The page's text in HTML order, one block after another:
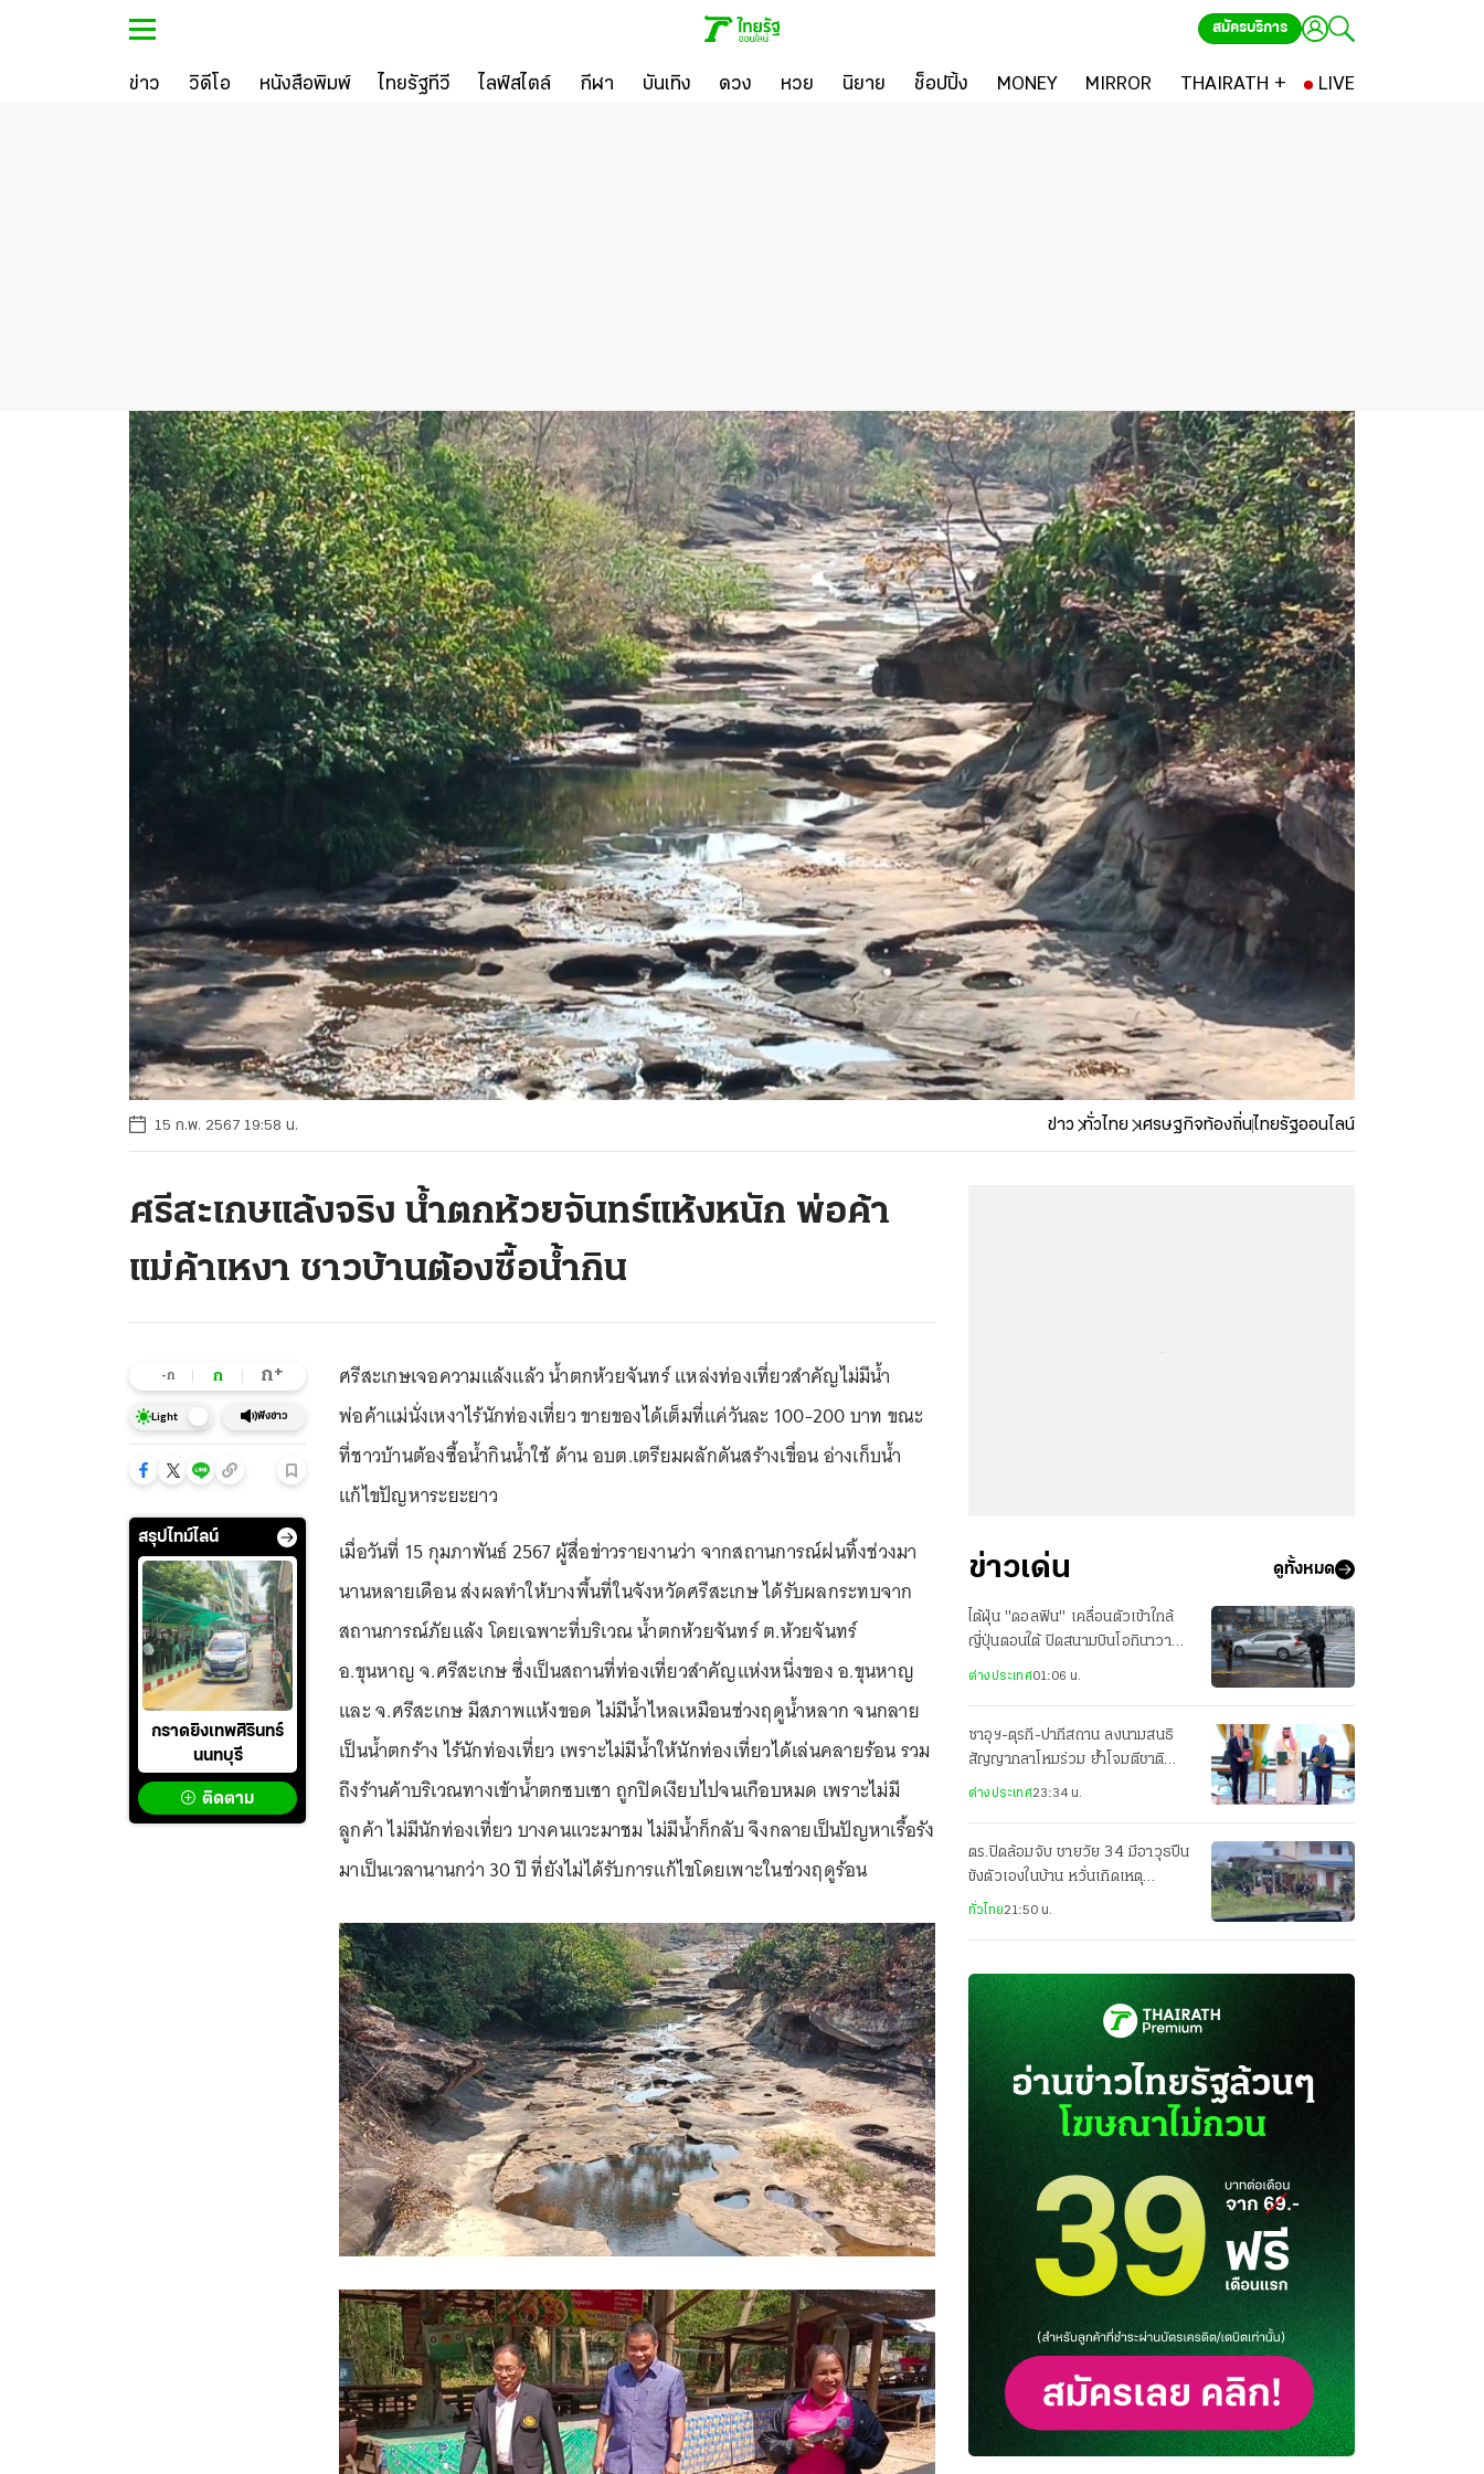
สมัครบริการ
ข่าว วิดีโอ หนังสือพิมพ์ ไทยรัฐทีวี ไลฟ์สไตล์ กีฬา บันเทิง ดวง หวย นิยาย ช็อปปิ้ง MONEY MIRROR THAIRATH + LIVE
15 ก.พ. 2567 19:58 น. ข่าว ทั่วไทย เศรษฐกิจท้องถิ่นไทยรัฐออนไลน์
ศรีสะเกษแล้งจริง น้ำตกห้วยจันทร์แห้งหนัก พ่อค้า
แม่ค้าเหงา ชาวบ้านต้องซื้อน้ำกิน
-ก ก ก+
Light ฟังข่าว
สรุปไทม์ไลน์
กราดยิงเทพศิรินทร์
นนทบุรี
ติดตาม
ศรีสะเกษเจอความแล้งแล้ว น้ำตกห้วยจันทร์ แหล่งท่องเที่ยวสำคัญไม่มีน้ำ
พ่อค้าแม่นั่งเหงาไร้นักท่องเที่ยว ขายของได้เต็มที่แค่วันละ 100-200 บาท ขณะ
ที่ชาวบ้านต้องซื้อน้ำกินน้ำใช้ ด้าน อบต.เตรียมผลักดันสร้างเขื่อน อ่างเก็บน้ำ
แก้ไขปัญหาระยะยาว
เมื่อวันที่ 15 กุมภาพันธ์ 2567 ผู้สื่อข่าวรายงานว่า จากสถานการณ์ฝนทิ้งช่วงมา
นานหลายเดือน ส่งผลทำให้บางพื้นที่ในจังหวัดศรีสะเกษ ได้รับผลกระทบจาก
สถานการณ์ภัยแล้ง โดยเฉพาะที่บริเวณ น้ำตกห้วยจันทร์ ต.ห้วยจันทร์
อ.ขุนหาญ จ.ศรีสะเกษ ซึ่งเป็นสถานที่ท่องเที่ยวสำคัญแห่งหนึ่งของ อ.ขุนหาญ
และ จ.ศรีสะเกษ มีสภาพแห้งขอด ไม่มีน้ำไหลเหมือนช่วงฤดูน้ำหลาก จนกลาย
เป็นน้ำตกร้าง ไร้นักท่องเที่ยว เพราะไม่มีน้ำให้นักท่องเที่ยวได้เล่นคลายร้อน รวม
ถึงร้านค้าบริเวณทางเข้าน้ำตกซบเซา ถูกปิดเงียบไปจนเกือบหมด เพราะไม่มี
ลูกค้า ไม่มีนักท่องเที่ยว บางคนแวะมาชม ไม่มีน้ำก็กลับ จึงกลายเป็นปัญหาเรื้อรัง
มาเป็นเวลานานกว่า 30 ปี ที่ยังไม่ได้รับการแก้ไขโดยเพาะในช่วงฤดูร้อน
ข่าวเด่น ดูทั้งหมด
ไต้ฝุ่น "ดอลฟิน" เคลื่อนตัวเข้าใกล้
ญี่ปุ่นตอนใต้ ปิดสนามบินโอกินาวา
อพยพประชาชน-เจ็บ 3 ราย
ต่างประเทศ01:06 น.
ซาอุฯ-ตุรกี-ปากีสถาน ลงนามสนธิ
สัญญากลาโหมร่วม ย้ำโจมตีชาติ
เดียวเท่ากับโจมตีทั้ง 3 ประเทศ
ต่างประเทศ23:34 น.
ตร.ปิดล้อมจับ ชายวัย 34 มีอาวุธปืน
ขังตัวเองในบ้าน หวั่นเกิดเหตุ
อันตราย
ทั่วไทย21:50 น.